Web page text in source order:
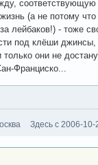
(а не потому
лейбаков!) - тоже
под клёши
они не
Франциско...
Здесь с 2006-10-